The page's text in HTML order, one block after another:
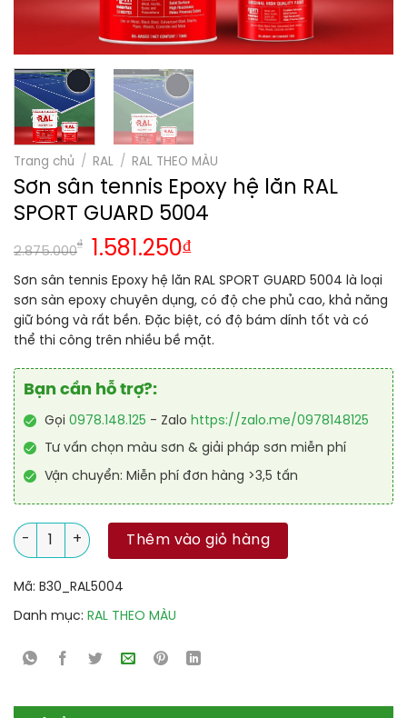
Trang chủ / RAL / RAL THEO MÀU
Sơn sân tennis Epoxy hệ lăn RAL
SPORT GUARD 5004
2.875.000
₫ 1.581.250₫
Sơn sân tennis Epoxy hệ lăn RAL SPORT GUARD 5004 là loại
sơn sàn epoxy chuyên dụng, có độ che phủ cao, khả năng
giữ bóng và rất bền. Đặc biệt, có độ bám dính tốt và có
thể thi công trên nhiều bề mặt.
Bạn cần hỗ trợ?:
Gọi 0978.148.125 - Zalo https://zalo.me/0978148125
Tư vấn chọn màu sơn & giải pháp sơn miễn phí
Vận chuyển: Miễn phí đơn hàng >3,5 tấn
Sơn sân tennis Epoxy hệ lăn RAL SPORT GUARD 5004 số lượng
Thêm vào giỏ hàng
Mã: B30_RAL5004
Danh mục: RAL THEO MÀU